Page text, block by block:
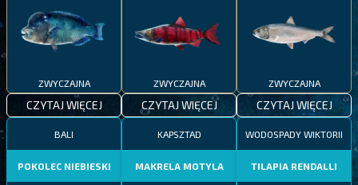
ZWYCZAJNA
CZYTAJ WIĘCEJ
ZWYCZAJNA
CZYTAJ WIĘCEJ
ZWYCZAJNA
CZYTAJ WIĘCEJ
BALI
POKOLEC NIEBIESKI
KAPSZTAD
MAKRELA MOTYLA
WODOSPADY WIKTORII
TILAPIA RENDALLI